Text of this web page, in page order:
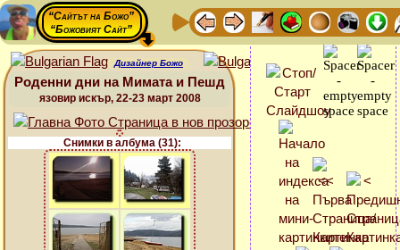
“Сайтът на Божо”
“Божовият Сайт”
Дизайнер Божо
Роденни дни на Мимата и Пешд
язовир искър, 22-23 март 2008
Снимки в албума (31):